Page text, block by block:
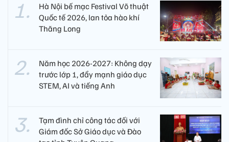
Hà Nội bế mạc Festival Võ thuật
Quốc tế 2026, lan tỏa hào khí
Thăng Long
Năm học 2026-2027: Không dạy
trước lớp 1, đẩy mạnh giáo dục
STEM, AI và tiếng Anh
Tạm đình chỉ công tác đối với
Giám đốc Sở Giáo dục và Đào